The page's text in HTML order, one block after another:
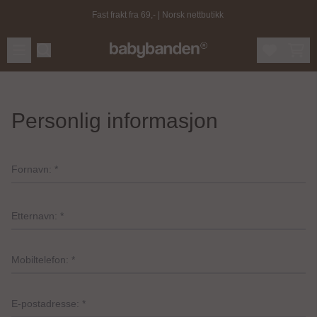
Fast frakt fra 69,- | Norsk nettbutikk
Personlig informasjon
Fornavn: *
Etternavn: *
Mobiltelefon: *
E-postadresse: *